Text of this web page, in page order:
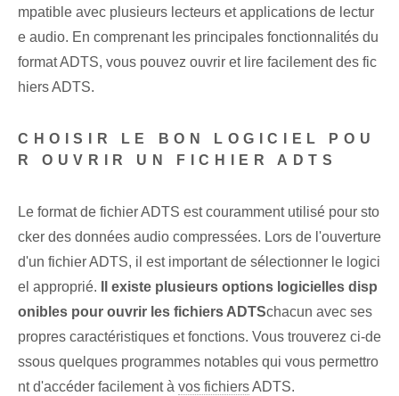
mpatible avec plusieurs lecteurs et applications de lectur
e audio. En comprenant les principales fonctionnalités du
format ADTS, vous pouvez ouvrir et lire facilement des fic
hiers ADTS.
CHOISIR LE BON LOGICIEL POU
R OUVRIR UN FICHIER ADTS
Le format de fichier ADTS est couramment utilisé pour sto
cker des données audio compressées. Lors de l'ouverture
d'un fichier ADTS, il est important de sélectionner le logici
el approprié.
Il existe plusieurs options logicielles disp
onibles pour ouvrir les fichiers ADTS‌chacun avec⁢ ses
propres caractéristiques et fonctions. Vous trouverez ci-de
ssous quelques programmes notables qui vous permettro
nt d'accéder facilement à vos fichiersADTS.